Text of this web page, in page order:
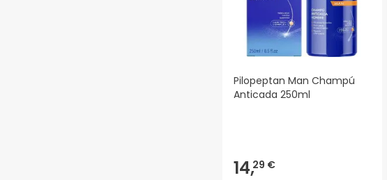
Pilopeptan Man Champú
Anticada 250ml
14,29 €